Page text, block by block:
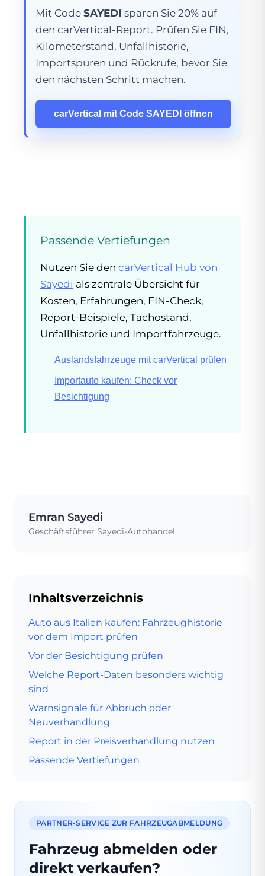
Mit Code SAYEDI sparen Sie 20% auf
den carVertical-Report. Prüfen Sie FIN,
Kilometerstand, Unfallhistorie,
Importspuren und Rückrufe, bevor Sie
den nächsten Schritt machen.
carVertical mit Code SAYEDI öffnen
Passende Vertiefungen
Nutzen Sie den carVertical Hub von
Sayedi als zentrale Übersicht für
Kosten, Erfahrungen, FIN-Check,
Report-Beispiele, Tachostand,
Unfallhistorie und Importfahrzeuge.
Auslandsfahrzeuge mit carVertical prüfen
Importauto kaufen: Check vor
Besichtigung
Emran Sayedi
Geschäftsführer Sayedi-Autohandel
Inhaltsverzeichnis
Auto aus Italien kaufen: Fahrzeughistorie
vor dem Import prüfen
Vor der Besichtigung prüfen
Welche Report-Daten besonders wichtig
sind
Warnsignale für Abbruch oder
Neuverhandlung
Report in der Preisverhandlung nutzen
Passende Vertiefungen
PARTNER-SERVICE ZUR FAHRZEUGABMELDUNG
Fahrzeug abmelden oder
direkt verkaufen?